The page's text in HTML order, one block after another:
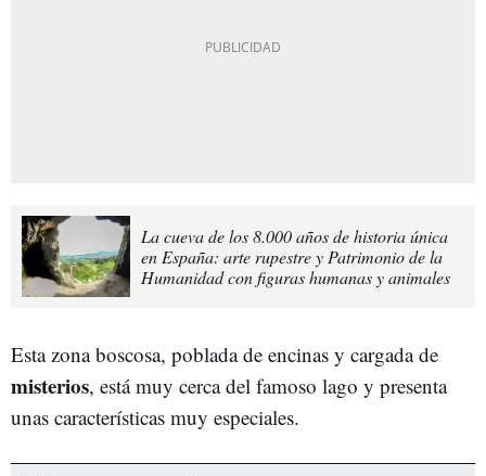
La cueva de los 8.000 años de historia única
en España: arte rupestre y Patrimonio de la
Humanidad con figuras humanas y animales
Esta zona boscosa, poblada de encinas y cargada de
misterios, está muy cerca del famoso lago y presenta
unas características muy especiales.